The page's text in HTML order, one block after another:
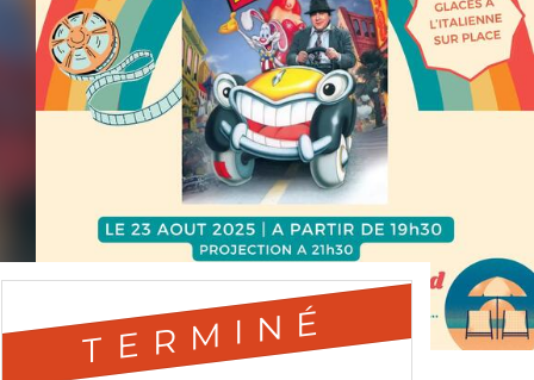
TERMINÉ